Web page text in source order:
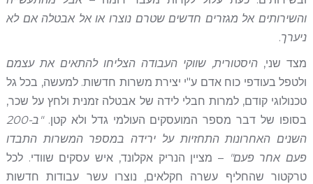
והשירותים אל מגזרים חדשים שטרם נוצרו או אל אבטלה אם לא
ניערך.
מצד שני, היסטורית, שווקי העבודה הצליחו להתאים את עצמם
ולטפל בעודפי כוח אדם ע"י יצירת משרות חדשות. למעשה, בכל גל
טכנולוגי קודם, למרות חבלי לידה של אבטלה זמנית ולחץ על שכר,
בסופו של דבר מספר המועסקים העולמי גדל ולא קטן.
"ב-200
השנים האחרונות התחזיות על ירידה במספר המשרות התבדו
פעם אחר פעם" – מציין הנריק אקלונד, איש עסקים שוודי. לכל
טרקטור שהחליף עשרה חקלאים, נוצרו עשר עבודות חדשות